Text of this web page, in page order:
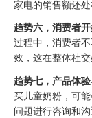
家电的销售额还
趋势六，消费者
过程中，消费者
效，这在整体社
趋势七，产品体
买儿童奶粉，可
问题进行咨询和沟